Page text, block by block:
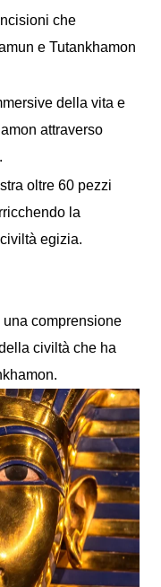
che
e Tutankhamon
della vita e
attraverso
oltre 60 pezzi
la
egizia.
comprensione
civiltà che ha